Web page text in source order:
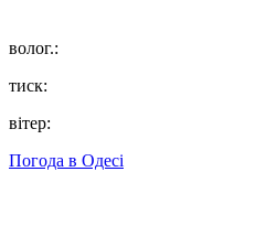
волог.:
тиск:
вітер:
Погода в Одесі